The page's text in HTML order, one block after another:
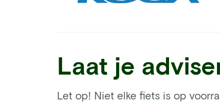
Laat je
Let op! Niet elke fiets is op